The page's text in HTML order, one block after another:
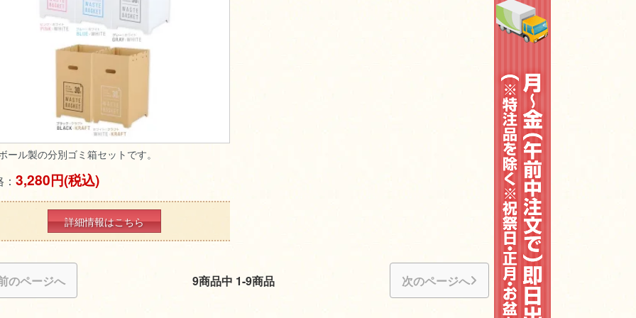
ール製の分別ゴミ箱セットです。
3,280円(税込)
詳細情報はこちら
のページへ 9商品中 1-9商品 次のページへ